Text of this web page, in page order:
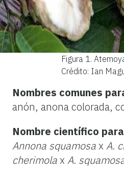
Figura 1.
Crédito: Ian
Nombres comunes
anón, anona colorada,
Nombre científico
Annona squamosax A.
cherimolax A.